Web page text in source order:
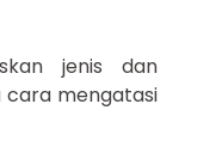
jenis dan
cara mengatasi